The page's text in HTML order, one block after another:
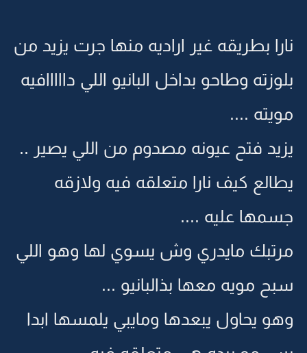
نارا بطريقه غير اراديه منها جرت يزيد من
بلوزته وطاحو بداخل البانيو اللي دااااافيه
مويته ....
يزيد فتح عيونه مصدوم من اللي يصير ..
يطالع كيف نارا متعلقه فيه ولازقه
جسمها عليه ....
مرتبك مايدري وش يسوي لها وهو اللي
سبح مويه معها بذالبانيو ...
وهو يحاول يبعدها ومايبي يلمسها ابدا